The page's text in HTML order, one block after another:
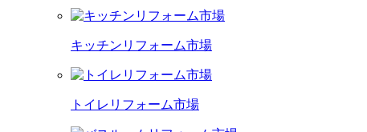
キッチンリフォーム市場
トイレリフォーム市場